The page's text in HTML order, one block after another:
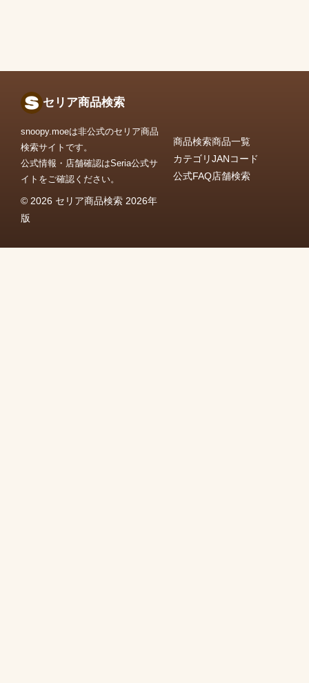
セリア商品検索
snoopy.moeは非公式のセリア商品
検索サイトです。
公式情報・店舗確認はSeria公式サ
イトをご確認ください。
© 2026 セリア商品検索 2026年
版
商品検索商品一覧
カテゴリJANコード
公式FAQ店舗検索